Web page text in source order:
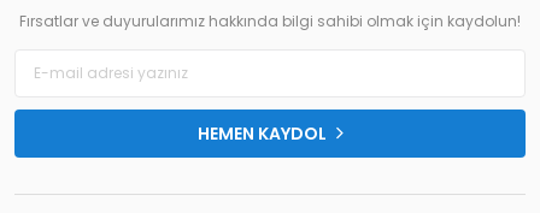
Fırsatlar ve duyurularımız hakkında bilgi sahibi olmak için kaydolun!
HEMEN KAYDOL